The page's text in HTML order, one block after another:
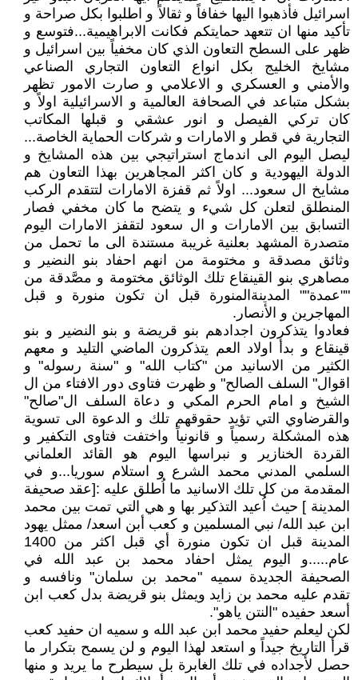
اسرائيل فأذهبوا اليها خفافاً و ثقالاً و اطلبوا بكل صراحة و
تأكيد منها ان تتعهد حمايتكم فكانت الابراهيمية...فتوسع و
ظهر على السطح التعاون الذي كان مخفياً بين اسرائيل و
مشايخ الخليج بكل انواع التعاون التجاري الصناعي
والأمني و العسكري و الاعلامي و صارت الامور تظهر
بشكل متباعد في الصحافة العالمية و الاسرائيلية اولاً و
كان تركي الفيصل و انور عشقي و قبلها المكاتب
التجارية في قطر و الامارات و شركات الحماية الخاصة...
ليصل اليوم الى اندماج استراتيجي بين هذه المشايخ و
الدولة اليهودية و كان اكثر المجاهرين بهذا التعاون هم
مشايخ ال سعود... اولاً ثم قفزة الامارات لتتقدم الركب
المنطلق لتعلن كل شيء و يتضح ما كان مخفي فصار
التسابق بين الامارات و ال سعود لتقفز الامارات اليوم
متصدرة المشهد بعلنية غريبة مستندة الى ما تحمل من
وثائق مصدقة و مختومة من انهم احفاد بنو النضير و
مصاهري بنو القينقاع تلك الوثائق مختومة و مصَّدقة من
""عمدة"" المدينةالمنورة قبل ان تكون منورة و قبل
المهاجرين و الأنصار.
فعادوا يتذكرون اجدادهم بنو قريضة و بنو النضير و بنو
قينقاع و بدأ اولاد العم يتذكرون الماضي التليد و معهم
الكثير من الاسانيد من "كتاب الله" و "سنة رسوله" و
اقوال" السلف الصالح" و ظهرت فتاوى دور الافتاء من ال
الشيخ و امام الحرم المكي و دعاة السلف ال"صالح"
والقرضاوي التي تؤيد حقوقهم تلك و الدعوة الى تسوية
هذه المشكلة رسمياً و قانونياً واختفت فتاوى التكفير و
القردة الخنازير و نبراسها اليوم هو القائد العلماني
السلمي المدني محمد الشرع و استلام سوريا...و في
المقدمة من كل تلك الاسانيد ما اُطلق عليه :[عقد صحيفة
المدينة ] حيث اُعيد التذكير بها و هي التي تمت بين محمد
ابن عبد الله/ نبي المسلمين و كعب أبن اسعد/ ممثل يهود
المدينة قبل ان تكون منورة أي قبل اكثر من 1400
عام.....و اليوم يمثل احفاد محمد بن عبد الله في
الصحيفة الجديدة سميه "محمد بن سلمان" ونافسه و
تقدم عليه محمد بن زايد ويمثل بنو قريضة بدل كعب ابن
أسعد حفيده "النتن ياهو".
لكن ليعلم حفيد محمد ابن عبد الله و سميه ان حفيد كعب
قرأ التاريخ جيداً و استعد لهذا اليوم و لن يسمح بتكرار ما
حصل لأجداده في تلك الغابرة بل سيطرح ما يريد و منها